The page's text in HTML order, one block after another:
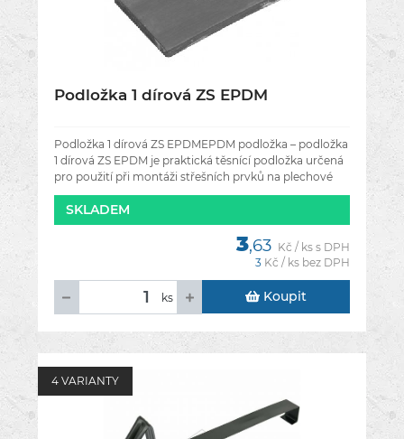
Podložka 1 dírová ZS EPDM
Podložka 1 dírová ZS EPDMEPDM podložka – podložka
1 dírová ZS EPDM je praktická těsnící podložka určená
pro použití při montáži střešních prvků na plechové
krytiny. Podložka
SKLADEM
3,63 Kč / ks s DPH
3 Kč / ks bez DPH
ks Koupit
4 VARIANTY